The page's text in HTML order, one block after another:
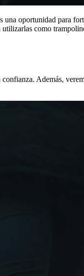
una oportunidad para
como
Además,